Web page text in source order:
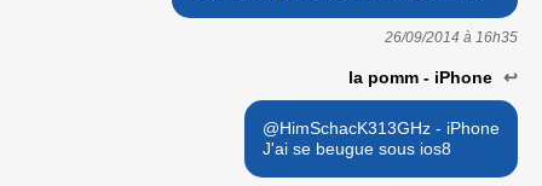
26/09/2014 à 16h35
la pomm - iPhone ↩
@HimSchacK313GHz - iPhone
J'ai se beugue sous ios8